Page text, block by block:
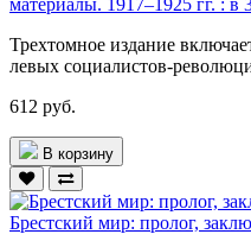
Трехтомное издание
левых социалистов-
612 руб.
В корзину
Брестский мир: пролог,